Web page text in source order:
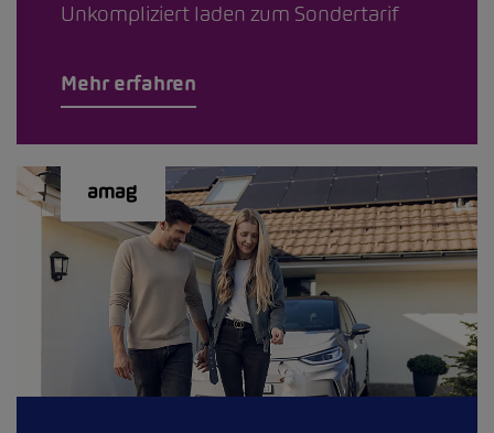
Unkompliziert laden zum Sondertarif
Mehr erfahren